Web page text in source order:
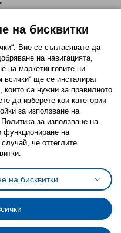
(Cookies)
на бисквитки
политика за личните данни
данни на ikea.bg
IKEA Family
на програма IKEA Family
на бисквитки
Вие се съгласявате да
на навигацията,
на маркетинговите ни
всички“ ще се инсталират
които са нужни за правилното
да изберете кои категории
за използване на
за използване на
функциониране на
че оттеглите
на бисквитки